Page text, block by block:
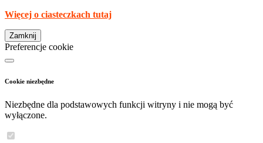
Więcej o ciasteczkach tutaj
Zamknij
Preferencje cookie
Cookie niezbędne
Niezbędne dla podstawowych funkcji witryny i nie mogą być
wyłączone.